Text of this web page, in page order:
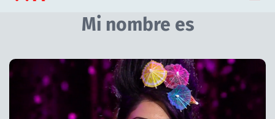
CASTING MASTERCHEF CHILE
CASTING TVN VERTICAL
TVN VERTICAL
Mi nombre es